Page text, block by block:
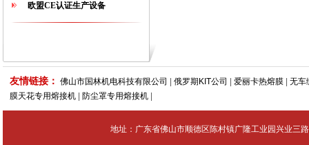
欧盟CE认证生产设备
友情链接： 佛山市国林机电科技有限公司 俄罗期KIT公司 爱丽卡热熔膜
无车
膜天花专用熔接机
防尘罩专用熔接机
地址：广东省佛山市顺德区陈村镇广隆工业园兴业